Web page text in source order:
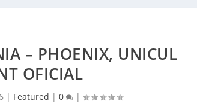
– PHOENIX, UNICUL
OFICIAL
| Featured | 0 |